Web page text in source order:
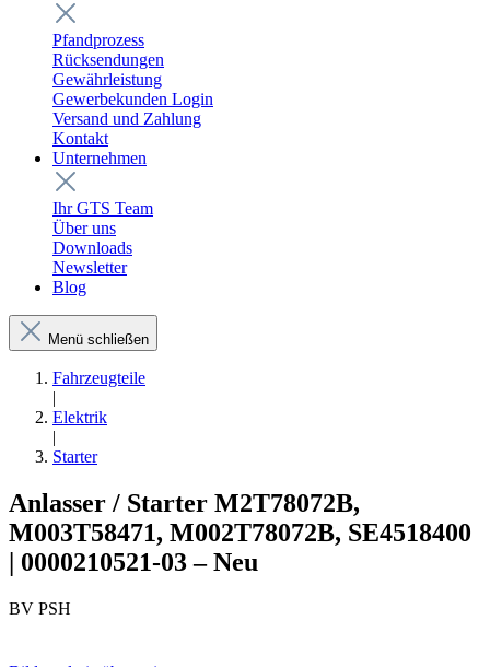
Pfandprozess
Rücksendungen
Gewährleistung
Gewerbekunden Login
Versand und Zahlung
Kontakt
Unternehmen
Ihr GTS Team
Über uns
Downloads
Newsletter
Blog
Menü schließen
Fahrzeugteile
|
Elektrik
|
Starter
Anlasser / Starter M2T78072B,
M003T58471, M002T78072B, SE4518400
| 0000210521-03 – Neu
BV PSH